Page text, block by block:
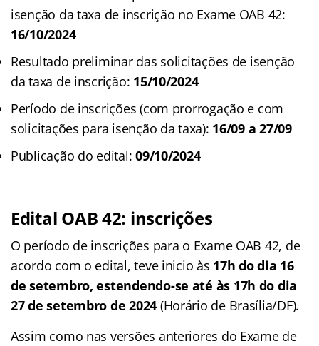
isenção da taxa de inscrição no Exame OAB 42:
16/10/2024
Resultado preliminar das solicitações de isenção
da taxa de inscrição: 15/10/2024
Período de inscrições (com prorrogação e com
solicitações para isenção da taxa): 16/09 a 27/09
Publicação do edital:09/10/2024
Edital OAB 42: inscrições
O período de inscrições para o Exame OAB 42, de
acordo com o edital, teve inicio às 17h do dia 16
de setembro, estendendo-se até às 17h do dia
27 de setembro de 2024 (Horário de Brasília/DF).
Assim como nas versões anteriores do Exame de